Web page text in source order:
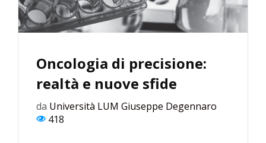
Oncologia di precisione:
realtà e nuove sfide
da Università LUM Giuseppe Degennaro
418